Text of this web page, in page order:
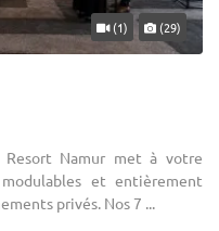
(1) (29)
Namur met à votre
et entièrement
privés. Nos 7 ...